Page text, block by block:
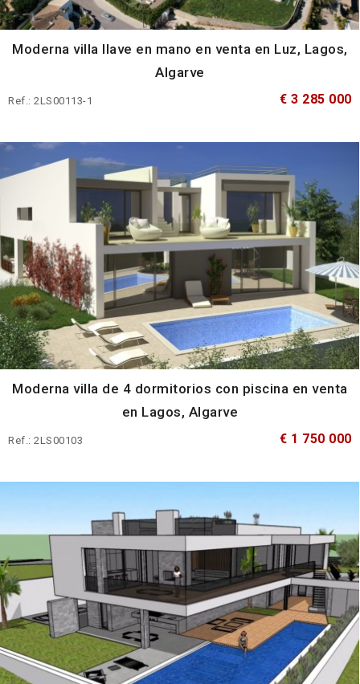
Moderna villa llave en mano en venta en Luz, Lagos,
Algarve
Ref.: 2LS00113-1 € 3 285 000
Moderna villa de 4 dormitorios con piscina en venta
en Lagos, Algarve
Ref.: 2LS00103 € 1 750 000